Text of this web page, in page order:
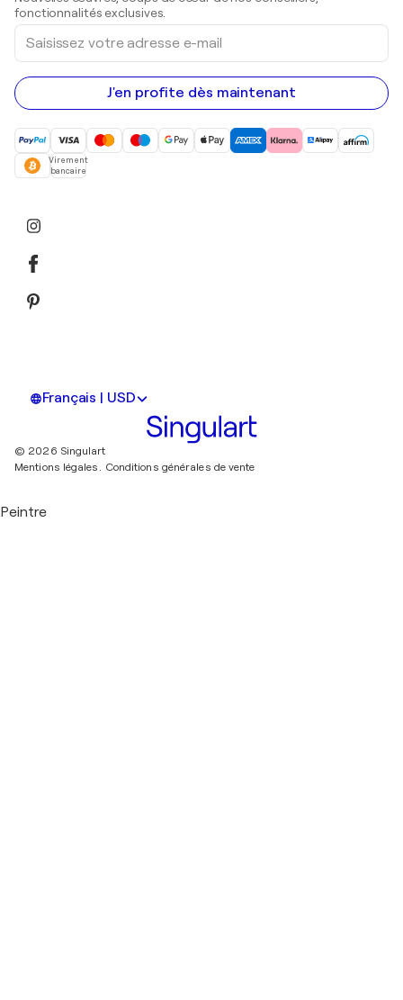
Peintures acryliques
fonctionnalités exclusives.
Saisissez
votre
adresse
e-
mail
J'en profite dès maintenant
Virement
bancaire
Français | USD
© 2026 Singulart
Mentions légales. Conditions générales de vente
Peintre